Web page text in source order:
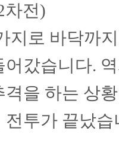
차전)
지로 바닥까
어갔습니다.
격을 하는 상
전투가 끝났습